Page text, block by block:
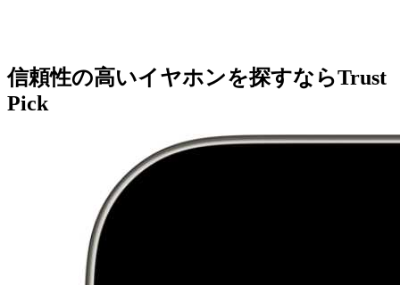
信頼性の高いイヤホンを探すならTrust
Pick